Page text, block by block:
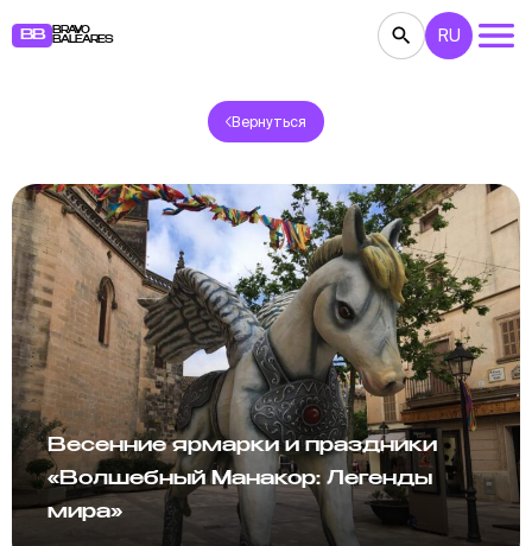
BB
BRAVO
BALEARES
КОНЦЕРТЫ ТЕАТР
РЕСТОРАНЫ ЯРМАРКИ ВЕЧЕРИНКИ
ДЕТЯМ BB NOTE
RU
Вернуться
Весенние ярмарки и праздники
«Волшебный Манакор: Легенды
мира»